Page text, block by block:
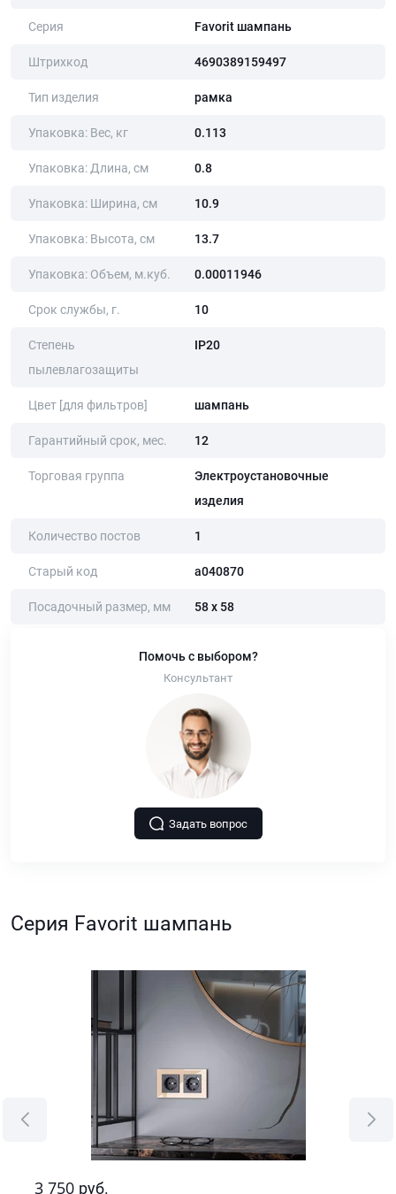
Серия Favorit шампань
Штрихкод 4690389159497
Тип изделия рамка
Упаковка: Вес, кг 0.113
Упаковка: Длина, cм 0.8
Упаковка: Ширина, cм 10.9
Упаковка: Высота, cм 13.7
Упаковка: Объем, м.куб. 0.00011946
Срок службы, г. 10
Степень
пылевлагозащиты
IP20
Цвет [для фильтров] шампань
Гарантийный срок, мес. 12
Торговая группа
Электроустановочные
изделия
Количество постов 1
Старый код a040870
Посадочный размер, мм 58 х 58
Помочь с выбором?
Консультант
Задать вопрос
Серия Favorit шампань
3 750 руб.